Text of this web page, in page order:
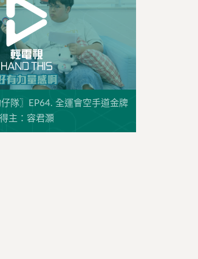
仔隊〗EP64. 全運會空手道金牌
得主：容君灝